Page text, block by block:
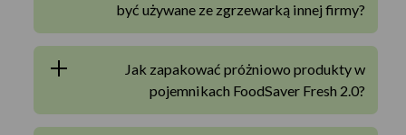
być używane ze zgrzewarką innej firmy?
Jak zapakować próżniowo produkty w
pojemnikach FoodSaver Fresh 2.0?